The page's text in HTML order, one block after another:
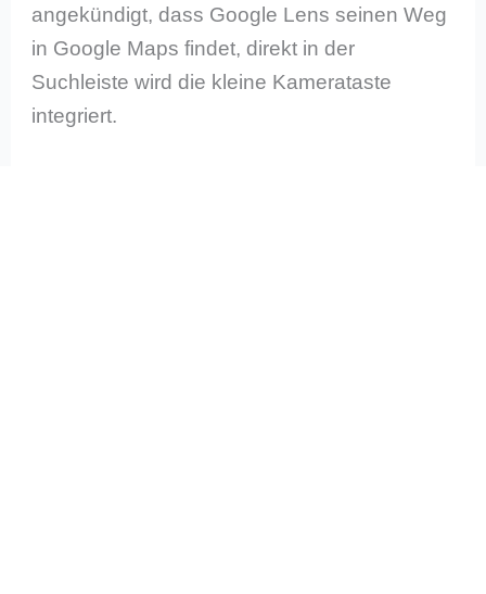
angekündigt, dass Google Lens seinen Weg
in Google Maps findet, direkt in der
Suchleiste wird die kleine Kamerataste
integriert.